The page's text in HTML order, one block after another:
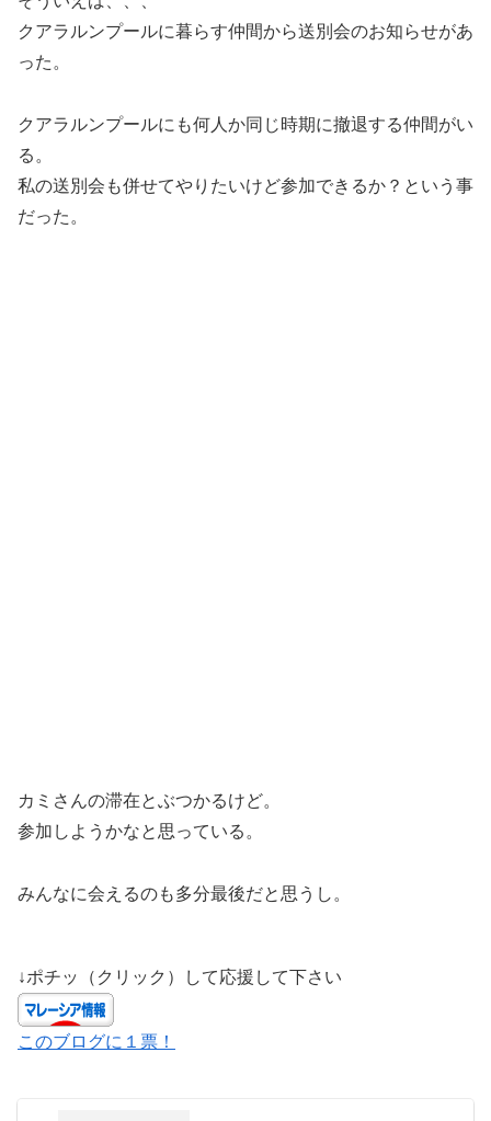
クアラルンプールに暮らす仲間から送別会のお知らせがあ
った。
クアラルンプールにも何人か同じ時期に撤退する仲間がい
る。
私の送別会も併せてやりたいけど参加できるか？という事
だった。
カミさんの滞在とぶつかるけど。
参加しようかなと思っている。
みんなに会えるのも多分最後だと思うし。
↓ポチッ（クリック）して応援して下さい
このブログに１票！